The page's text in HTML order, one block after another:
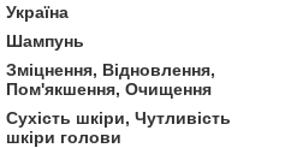
Україна
Шампунь
Зміцнення, Відновлення,
Пом'якшення, Очищення
Сухість шкіри, Чутливість
шкіри голови